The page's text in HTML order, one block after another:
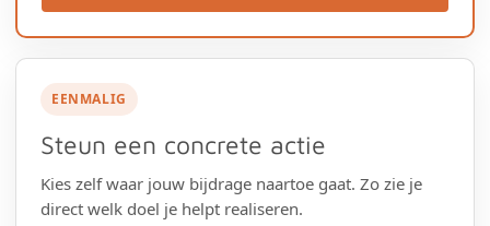
EENMALIG
Steun een concrete actie
Kies zelf waar jouw bijdrage naartoe gaat. Zo zie je
direct welk doel je helpt realiseren.